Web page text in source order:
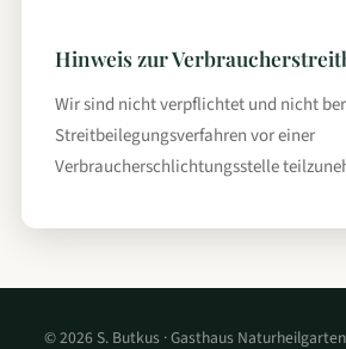
Hinweis zur
Wir sind nicht verpflichtet und nicht
Streitbeilegungsverfahren vor einer
Verbraucherschlichtungsstelle
© 2026 S. Butkus · Gasthaus